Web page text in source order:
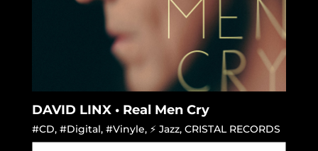
DAVID LINX • Real Men Cry
#CD, #Digital, #Vinyle, ⚡ Jazz, CRISTAL RECORDS